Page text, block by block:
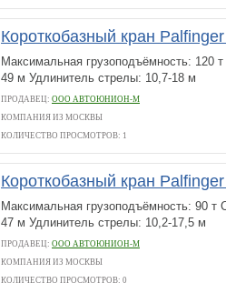
Короткобазный кран
Максимальная грузоподъёмность: 120
49 м Удлинитель стрелы: 10,7-18 м
ПРОДАВЕЦ: ООО АВТОЮНИОН-М
КОМПАНИЯ ИЗ МОСКВЫ
КОЛИЧЕСТВО ПРОСМОТРОВ: 1
Короткобазный кран
Максимальная грузоподъёмность: 90 т
47 м Удлинитель стрелы: 10,2-17,5 м
ПРОДАВЕЦ: ООО АВТОЮНИОН-М
КОМПАНИЯ ИЗ МОСКВЫ
КОЛИЧЕСТВО ПРОСМОТРОВ: 0